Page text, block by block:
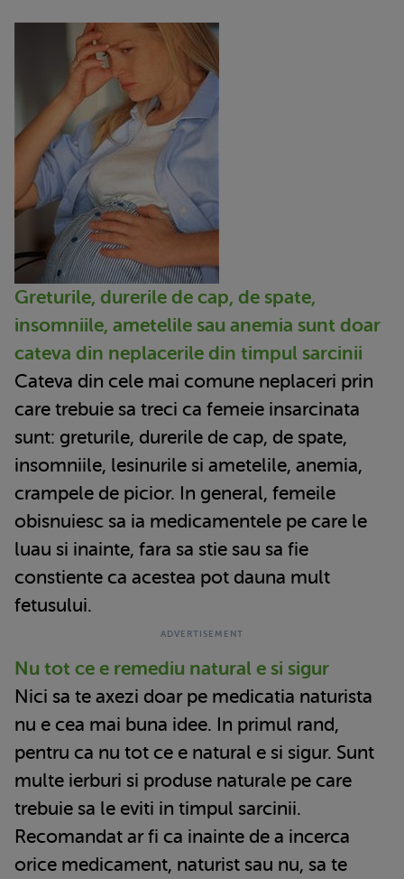
Greturile, durerile de cap, de spate,
insomniile, ametelile sau anemia sunt doar
cateva din neplacerile din timpul sarcinii
Cateva din cele mai comune neplaceri prin
care trebuie sa treci ca femeie insarcinata
sunt: greturile, durerile de cap, de spate,
insomniile, lesinurile si ametelile, anemia,
crampele de picior. In general, femeile
obisnuiesc sa ia medicamentele pe care le
luau si inainte, fara sa stie sau sa fie
constiente ca acestea pot dauna mult
fetusului.
Nu tot ce e remediu natural e si sigur
Nici sa te axezi doar pe medicatia naturista
nu e cea mai buna idee. In primul rand,
pentru ca nu tot ce e natural e si sigur. Sunt
multe ierburi si produse naturale pe care
trebuie sa le eviti in timpul sarcinii.
Recomandat ar fi ca inainte de a incerca
orice medicament, naturist sau nu, sa te